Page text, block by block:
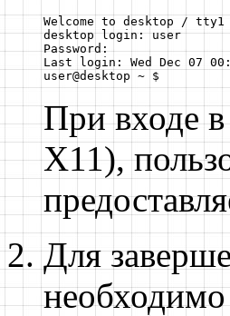
Welcome to desktop / tty1
desktop login: user
Password:
Last login: Wed Dec 07
user@desktop ~ $
При входе
X11),
Для